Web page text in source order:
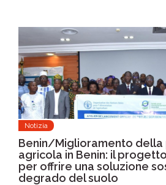
Notizia
Benin/Miglioramento
agricola in Benin: il
per offrire una soluzione
degrado del suolo